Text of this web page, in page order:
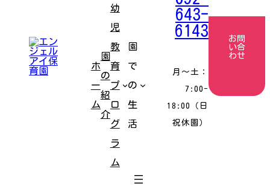
ホ
ー
ム
園
の
紹
介
幼
児
教
育
プ
ロ
グ
ラ
ム
園
で
の
生
活
643-
6143
月〜土：
7:00-
18:00（日
祝休園）
お問
い合
わせ